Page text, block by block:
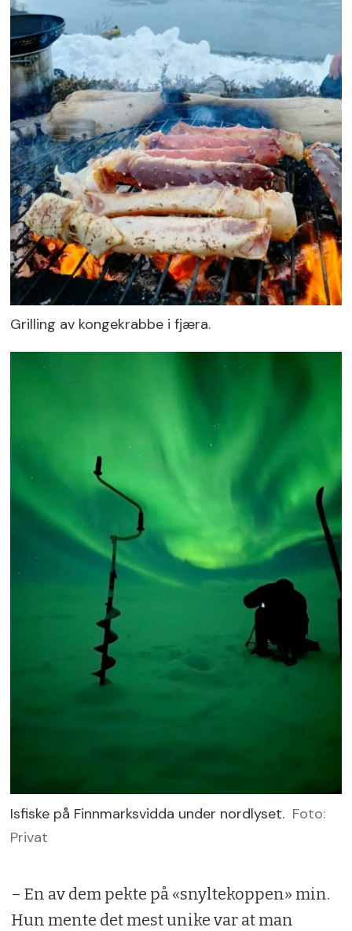
Grilling av kongekrabbe i fjæra.
Isfiske på Finnmarksvidda under nordlyset. Foto:
Privat
– En av dem pekte på «snyltekoppen» min.
Hun mente det mest unike var at man